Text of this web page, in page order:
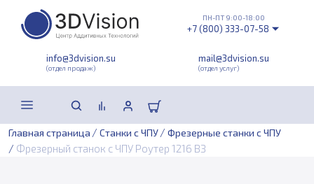
info@3dvision.su
(отдел продаж)
mail@3dvision.su
(отдел услуг)
ПН-ПТ 9:00-18:00
+7 (800) 333-07-58
Главная страница / Станки с ЧПУ/ Фрезерные станки с ЧПУ
/ Фрезерный станок с ЧПУ Роутер 1216 ВЗ